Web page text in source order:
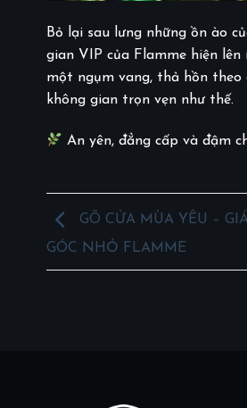
Bỏ lại sau lưng những ồn ào
gian VIP của Flamme hiện
một ngụm vang, thả hồn theo
không gian trọn vẹn như thế.
An yên, đẳng cấp và đậm
GÕ CỬA MÙA YÊU –
GÓC NHỎ FLAMME